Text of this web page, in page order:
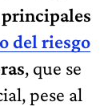
del riesgo
, que se
pese al